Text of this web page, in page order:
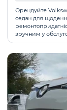
Орендуйте
седан для
зручним у